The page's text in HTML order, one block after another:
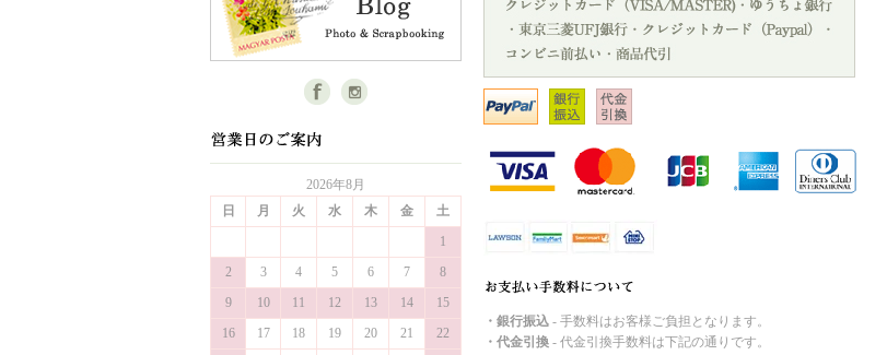
2026年8月
日
月 火 水 木 金
土
1
2
3 4 5 6 7
8
9
10 11 12 13 14
15
16
17 18 19 20 21
22
・銀行振込 - 手数料はお客様ご負担となります。
・代金引換 - 代金引換手数料は下記の通りです。